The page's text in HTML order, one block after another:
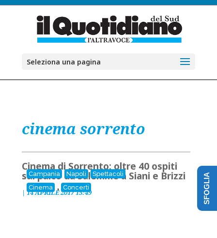
Seleziona una pagina
cinema sorrento
Campania Napoli
Spettacoli
Cinema
, Concerti
Cinema di Sorrento: oltre 40 ospiti
sul palco da Salemme a Siani e Brizzi
| 14 APRILE 2017 15:49 SFOGLIA